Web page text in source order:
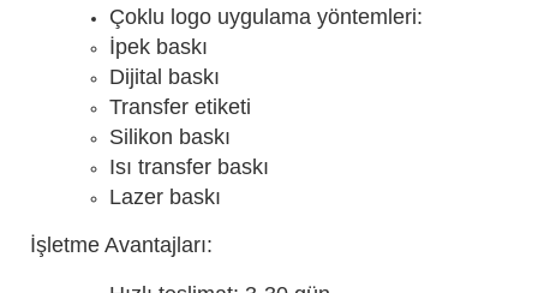
Çoklu logo uygulama yöntemleri:
İpek baskı
Dijital baskı
Transfer etiketi
Silikon baskı
Isı transfer baskı
Lazer baskı
İşletme Avantajları: